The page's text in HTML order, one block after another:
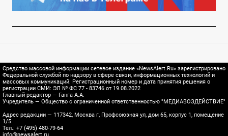
Средство массовой информации сетевое издание «NewsAlert.Ru» зарегистрировано
Федеральной службой по надзору в сфере связи, информационных технологий и
массовых коммуникаций. Регистрационный номер и дата принятия решения о
регистрации СМИ: ЭЛ № ФС 77 - 83746 от 19.08.2022
Главный редактор — Ганга А.А.
Учредитель — Общество с ограниченной ответственностью "МЕДИАВОЗДЕЙСТВИЕ"
Адрес редакции — 117342, Москва г, Профсоюзная ул, дом 65, корпус 1, помещение
1/5
Тел.: +7 (495) 480-79-64